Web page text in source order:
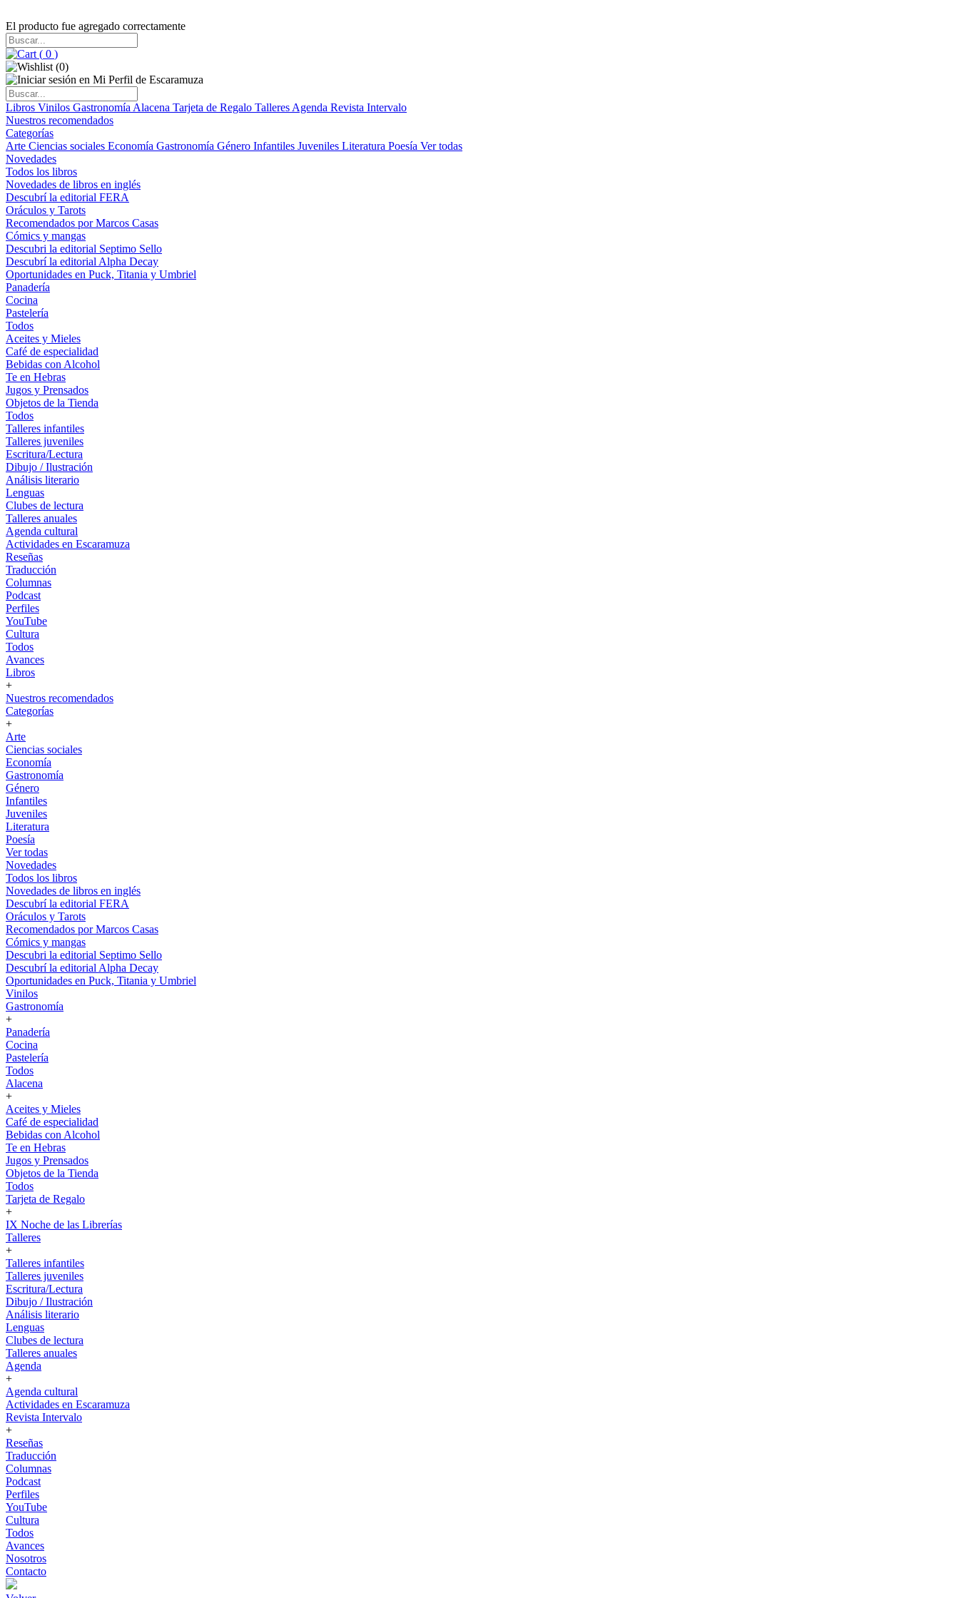
El producto fue agregado correctamente
( 0 )
(0)
Libros Vinilos Gastronomía Alacena Tarjeta de Regalo Talleres Agenda Revista Intervalo
Nuestros recomendados
Categorías
Arte Ciencias sociales Economía Gastronomía Género Infantiles Juveniles Literatura Poesía Ver todas
Novedades
Todos los libros
Novedades de libros en inglés
Descubrí la editorial FERA
Oráculos y Tarots
Recomendados por Marcos Casas
Cómics y mangas
Descubri la editorial Septimo Sello
Descubrí la editorial Alpha Decay
Oportunidades en Puck, Titania y Umbriel
Panadería
Cocina
Pastelería
Todos
Aceites y Mieles
Café de especialidad
Bebidas con Alcohol
Te en Hebras
Jugos y Prensados
Objetos de la Tienda
Todos
Talleres infantiles
Talleres juveniles
Escritura/Lectura
Dibujo / Ilustración
Análisis literario
Lenguas
Clubes de lectura
Talleres anuales
Agenda cultural
Actividades en Escaramuza
Reseñas
Traducción
Columnas
Podcast
Perfiles
YouTube
Cultura
Todos
Avances
Libros
+
Nuestros recomendados
Categorías
+
Arte
Ciencias sociales
Economía
Gastronomía
Género
Infantiles
Juveniles
Literatura
Poesía
Ver todas
Novedades
Todos los libros
Novedades de libros en inglés
Descubrí la editorial FERA
Oráculos y Tarots
Recomendados por Marcos Casas
Cómics y mangas
Descubri la editorial Septimo Sello
Descubrí la editorial Alpha Decay
Oportunidades en Puck, Titania y Umbriel
Vinilos
Gastronomía
+
Panadería
Cocina
Pastelería
Todos
Alacena
+
Aceites y Mieles
Café de especialidad
Bebidas con Alcohol
Te en Hebras
Jugos y Prensados
Objetos de la Tienda
Todos
Tarjeta de Regalo
+
IX Noche de las Librerías
Talleres
+
Talleres infantiles
Talleres juveniles
Escritura/Lectura
Dibujo / Ilustración
Análisis literario
Lenguas
Clubes de lectura
Talleres anuales
Agenda
+
Agenda cultural
Actividades en Escaramuza
Revista Intervalo
+
Reseñas
Traducción
Columnas
Podcast
Perfiles
YouTube
Cultura
Todos
Avances
Nosotros
Contacto